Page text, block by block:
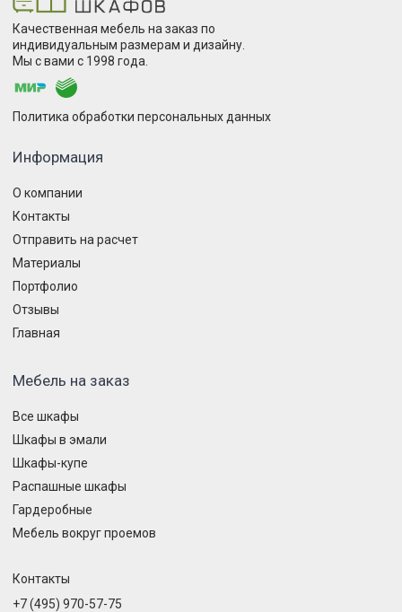
Качественная мебель на заказ по
индивидуальным размерам и дизайну.
Мы с вами с 1998 года.
Политика обработки персональных данных
Информация
О компании
Контакты
Отправить на расчет
Материалы
Портфолио
Отзывы
Главная
Мебель на заказ
Все шкафы
Шкафы в эмали
Шкафы-купе
Распашные шкафы
Гардеробные
Мебель вокруг проемов
Контакты
+7 (495) 970-57-75